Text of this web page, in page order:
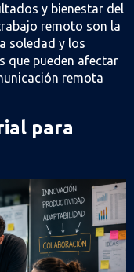
y bienestar del
remoto son la
soledad y los
que pueden afectar
remota
para